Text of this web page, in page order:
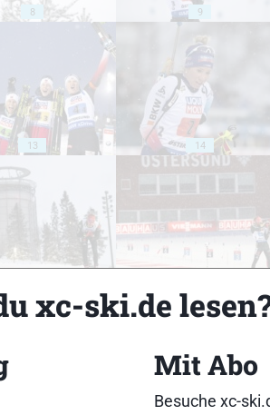
8 9
13 14
xc-ski.de
Mit Abo
Besuche xc-